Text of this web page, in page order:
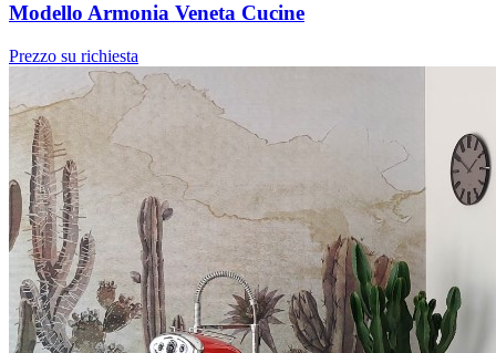
Modello Armonia Veneta Cucine
Prezzo su richiesta